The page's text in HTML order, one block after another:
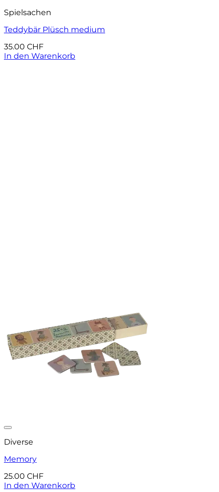
Spielsachen
Teddybär Plüsch medium
35.00 CHF
In den Warenkorb
Diverse
Memory
25.00 CHF
In den Warenkorb